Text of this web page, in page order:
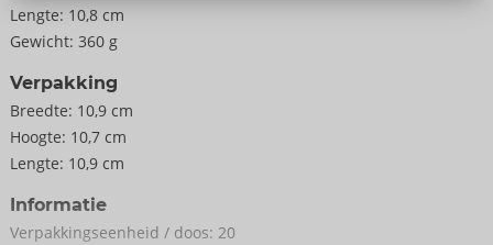
Lengte: 10,8 cm
Gewicht: 360 g
Verpakking
Breedte: 10,9 cm
Hoogte: 10,7 cm
Lengte: 10,9 cm
Informatie
Verpakkings­eenheid / doos: 20